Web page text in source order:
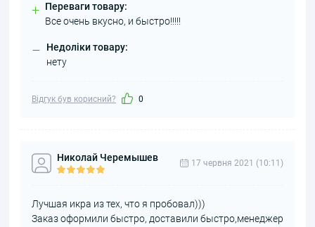
+ Переваги товару:
Все очень вкусно, и быстро!!!!!
–
Недоліки товару:
нету
Відгук був корисний? 0
Николай Черемышев 17 червня 2021 (10:11)
Лучшая икра из тех, что я пробовал)))
Заказ оформили быстро, доставили быстро,менеджер